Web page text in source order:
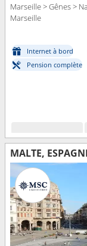
Marseille > Gênes >
Marseille
Internet à bord
Pension complète
MALTE,